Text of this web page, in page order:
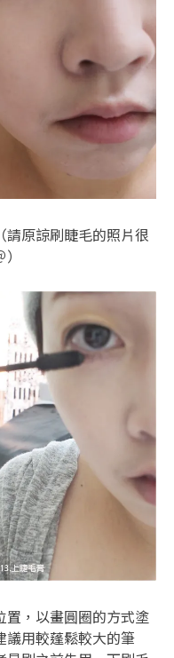
原諒刷睫毛的照片很
，以畫圓圈的方式塗
議用較蓬鬆較大的筆